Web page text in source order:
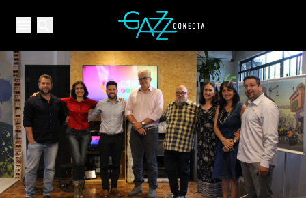
Open main menuYour Company